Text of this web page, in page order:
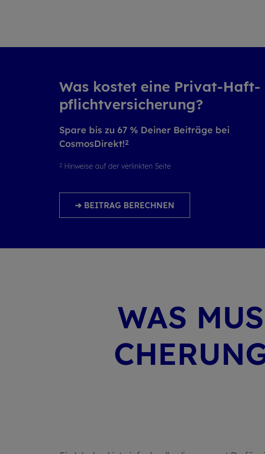
Was kos­tet eine Pri­vat-Haft­
pflicht­ver­si­che­rung?
Spare bis zu 67 % Deiner Beiträge bei
CosmosDirekt!2
2Hinweise auf der verlinkten Seite
➔ BEITRAG BERECHNEN
WAS